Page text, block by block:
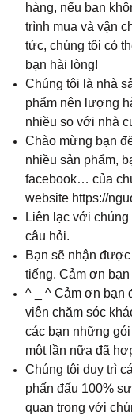
hàng, nếu bạn
trình mua và vận
tức, chúng tôi có
bạn hài lòng!
Chúng tôi là nhà
phẩm nên lượng
nhiều so với nhà
Chào mừng bạn
nhiều sản phẩm,
facebook… của
website https://
Liên lạc với
câu hỏi.
Bạn sẽ nhận
tiếng. Cảm ơn bạn
^ _ ^ Cảm ơn bạn
viên chăm sóc
các bạn những
một lần nữa đã
Chúng tôi duy trì
phấn đấu 100%
quan trọng với